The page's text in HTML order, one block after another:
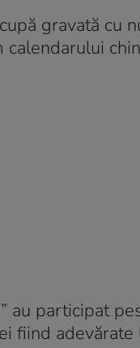
gravată cu
au participat
fiind adevărate